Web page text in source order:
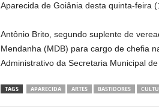
Aparecida de Goiânia desta quinta-feira
Antônio Brito, segundo suplente de
Mendanha (MDB) para cargo de chefia
Administrativo da Secretaria Municipal
TAGS APARECIDA ARTES BASTIDORES